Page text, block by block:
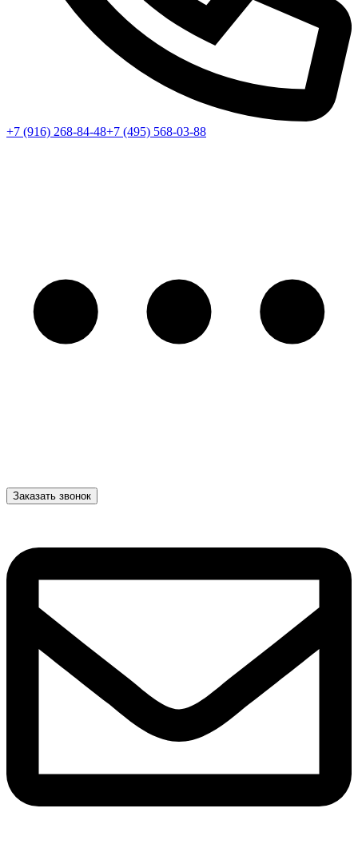
+7 (916) 268-84-48+7 (495) 568-03-88
Заказать звонок